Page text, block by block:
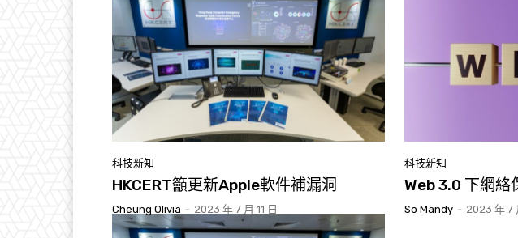
科技新知
HKCERT籲更新Apple軟件補漏洞
Cheung Olivia - 2023 年 7 月 11 日
科技新知
Web 3.0 下網絡
So Mandy - 2023 年 7